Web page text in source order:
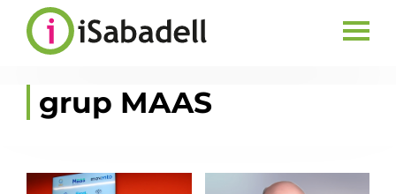
grup MAAS